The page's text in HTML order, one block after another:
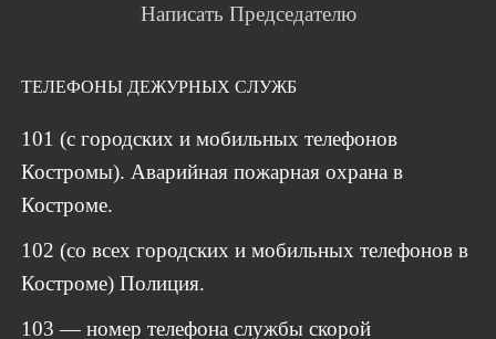
Написать Председателю
ТЕЛЕФОНЫ ДЕЖУРНЫХ СЛУЖБ
101 (с городских и мобильных телефонов
Костромы). Аварийная пожарная охрана в
Костроме.
102 (со всех городских и мобильных телефонов в
Костроме) Полиция.
103 — номер телефона службы скорой